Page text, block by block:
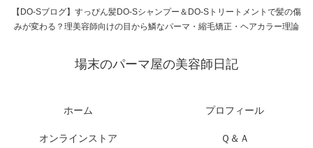
【DO-Sブログ】すっぴん髪DO-Sシャンプー＆DO-Sトリートメントで髪の傷
みが変わる？理美容師向けの目から鱗なパーマ・縮毛矯正・ヘアカラー理論
場末のパーマ屋の美容師日記
ホーム プロフィール
オンラインストア Ｑ＆Ａ